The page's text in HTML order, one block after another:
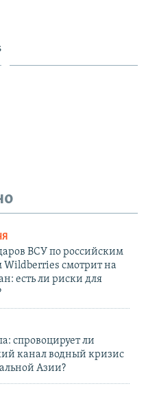
ВСУ по российским
Wildberries смотрит на
есть ли риски для
спровоцирует ли
канал водный кризис
Азии?